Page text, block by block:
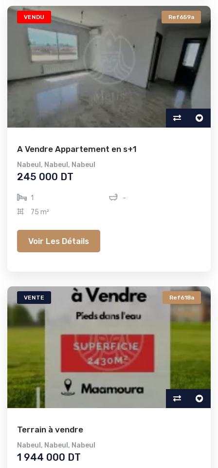
VENDU Ref659a
A Vendre Appartement en s+1
Nabeul , Nabeul , Nabeul
245 000 DT
1
-
75 m²
Voir Les Détails
VENTE Ref618a
Terrain à vendre
Nabeul , Nabeul , Nabeul
1 944 000 DT